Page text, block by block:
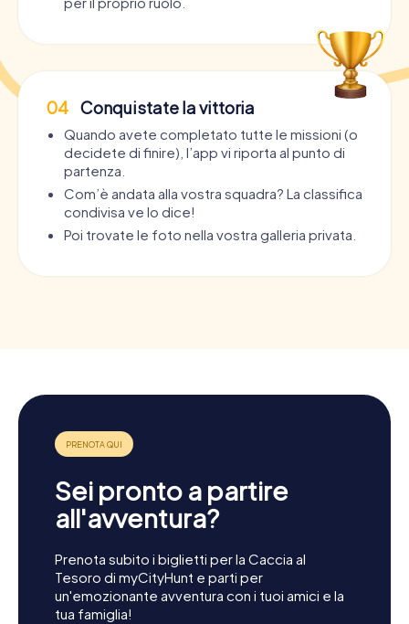
04 Conquistate la vittoria
Quando avete completato tutte le missioni (o
decidete di finire), l’app vi riporta al punto di
partenza.
Com’è andata alla vostra squadra? La classifica
condivisa ve lo dice!
Poi trovate le foto nella vostra galleria privata.
Sei pronto a partire
all'avventura?
Prenota subito i biglietti per la Caccia al
Tesoro di myCityHunt e parti per
un'emozionante avventura con i tuoi amici e la
tua famiglia!